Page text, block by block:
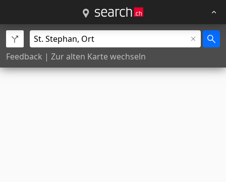
Feedback | Zur alten Karte wechseln